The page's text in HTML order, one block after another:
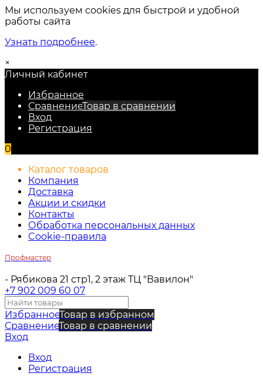
Мы используем cookies для быстрой и удобной
работы сайта
Узнать подробнее.
×
Личный кабинет
Избранное
СравнениеТовар в сравнении
Вход
Регистрация
0
Каталог товаров
Компания
Доставка
Акции и скидки
Контакты
Обработка персональных данных
Cookie-правила
Профмастер
- Рябикова 21 стр1, 2 этаж ТЦ "Вавилон"
+7 902 009 60 07
ИзбранноеТовар в избранном
СравнениеТовар в сравнении
Вход
Вход
Регистрация